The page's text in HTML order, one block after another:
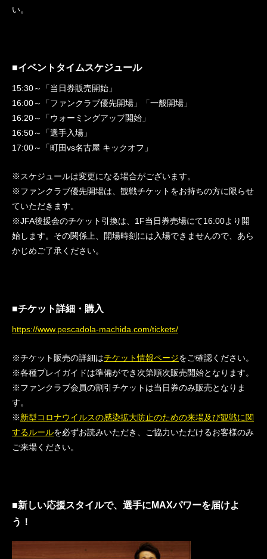
い。
■イベントタイムスケジュール
15:30～「当日券販売開始」
16:00～「ファンクラブ優先開場」「一般開場」
16:20～「ウォーミングアップ開始」
16:50～「選手入場」
17:00～「町田vs名古屋 キックオフ」
※スケジュールは変更になる場合がございます。
※ファンクラブ優先開場は、観戦チケットをお持ちの方に限らせ
ていただきます。
※JFA後援会のチケット引換は、1F当日券売場にて16:00より開
始します。その関係上、開場時刻には入場できませんので、あら
かじめご了承ください。
■チケット詳細・購入
https://www.pescadola-machida.com/tickets/
※チケット販売の詳細はチケット情報ページをご確認ください。
※各種プレイガイドは準備ができ次第順次販売開始となります。
※ファンクラブ会員の割引チケットは当日券のみ販売となりま
す。
※新型コロナウイルスの感染拡大防止のための来場及び観戦に関
するルールを必ずお読みいただき、ご協力いただけるお客様のみ
ご来場ください。
■新しい応援スタイルで、選手にMAXパワーを届けよ
う！